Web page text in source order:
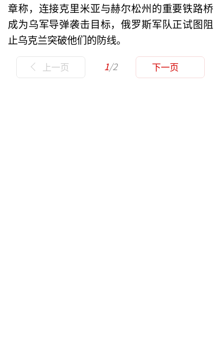
章称，连接克里米亚与赫尔松州的重要铁路桥
成为乌军导弹袭击目标，俄罗斯军队正试图阻
止乌克兰突破他们的防线。
上一页 1/2 下一页